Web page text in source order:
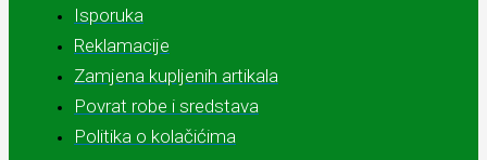
Isporuka
Reklamacije
Zamjena kupljenih artikala
Povrat robe i sredstava
Politika o kolačićima